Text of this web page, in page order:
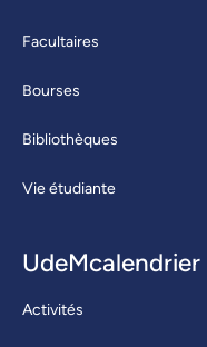
Facultaires
Bourses
Bibliothèques
Vie étudiante
UdeMcalendrier
Activités